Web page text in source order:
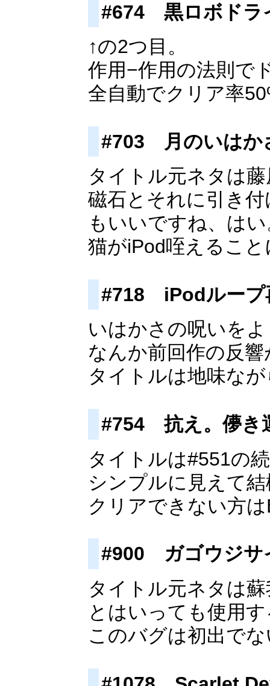
#674 黒ロボドラ
↑の2つ目。
作用−作用の法則で
全自動でクリア率
#703 月のいはか
タイトル元ネタは
磁石とそれに引き
もいいですね、は
猫がiPod咥えるこ
#718 iPodループ
いはかさの呪いを
なんか前回作の反
タイトルは地味な
#754 抗え。儚き
タイトルは#551の
シンプルに見えて
クリアできない方
#900 ガゴウジサ
タイトル元ネタは
とはいっても使用
このバグは初出で